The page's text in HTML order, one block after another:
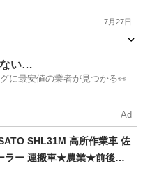
7月27日
オ
ない…
グに最安値の業者が見つかる👀
Ad
SHL31M 高所作業車 佐
ラー 運搬車★農業★前後進
搬